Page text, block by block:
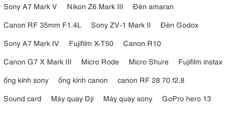
Sony A7 Mark V
Nikon Z6 Mark III
Đèn amaran
Canon RF 35mm F1.4L
Sony ZV-1 Mark II
Đèn Godox
Sony A7 Mark IV
Fujifilm X-T50
Canon R10
Canon G7 X Mark III
Micro Rode Micro Shure
Fujifilm instax
ống kính sony
ống kính canon
canon RF 28 70 f2.8
Sound card
Máy quay Dji Máy quay sony
GoPro hero 13